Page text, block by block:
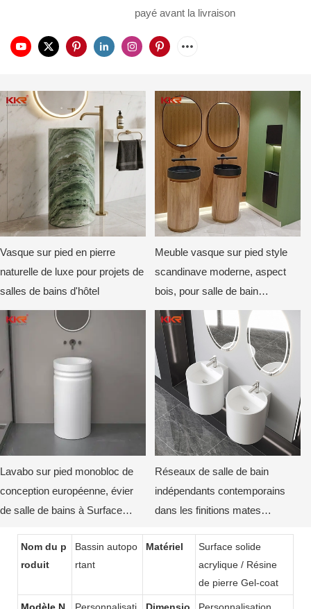
payé avant la livraison
Vasque sur pied en pierre
naturelle de luxe pour projets de
salles de bains d'hôtel
Meuble vasque sur pied style
scandinave moderne, aspect
bois, pour salle de bain
commerciale
Lavabo sur pied monobloc de
conception européenne, évier
de salle de bains à Surface
Réseaux de salle de bain
indépendants contemporains
dans les finitions mates
Nom du p
roduit
Bassin autopo
rtant
Matériel
Surface solide
acrylique / Résine
de pierre Gel-coat
Modèle N
Personnalisati
Dimensio
Personnalisation